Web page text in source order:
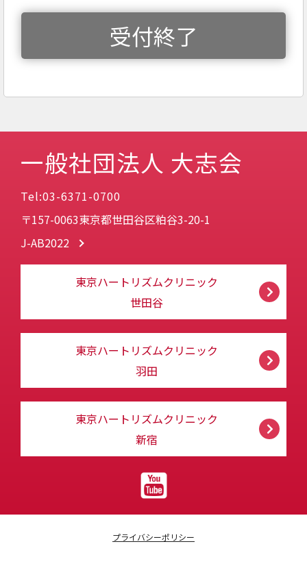
受付終了
一般社団法人 大志会
Tel:03-6371-0700
〒157-0063東京都世田谷区粕谷3-20-1
J-AB2022
東京ハートリズムクリニック
世田谷
東京ハートリズムクリニック
羽田
東京ハートリズムクリニック
新宿
プライバシーポリシー